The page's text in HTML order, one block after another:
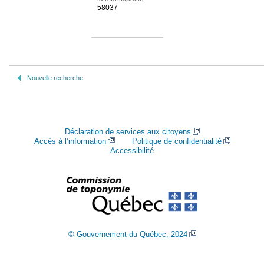
58037
Nouvelle recherche
Déclaration de services aux citoyens
Accès à l’information
Politique de confidentialité
Accessibilité
© Gouvernement du Québec, 2024